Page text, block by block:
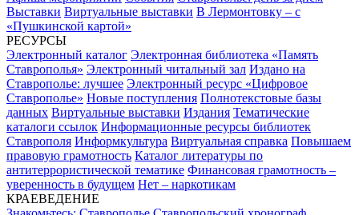
Выставки Виртуальные выставки В Лермонтовку – с
«Пушкинской картой»
РЕСУРСЫ
Электронный каталог Электронная библиотека «Память
Ставрополья» Электронный читальный зал Издано на
Ставрополье: лучшее Электронный ресурс «Цифровое
Ставрополье» Новые поступления Полнотекстовые базы
данных Виртуальные выставки Издания Тематические
каталоги ссылок Информационные ресурсы библиотек
Ставрополя Информкультура Виртуальная справка Повышаем
правовую грамотность Каталог литературы по
антитеррористической тематике Финансовая грамотность –
уверенность в будущем Нет – наркотикам
КРАЕВЕДЕНИЕ